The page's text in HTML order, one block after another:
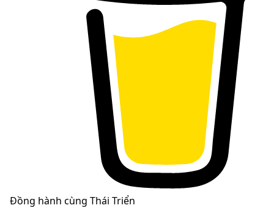
Đồng hành cùng Thái Triển